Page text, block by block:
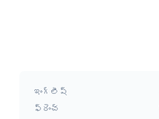
ఇంగ్లీష్
ఫ్రెంచ్